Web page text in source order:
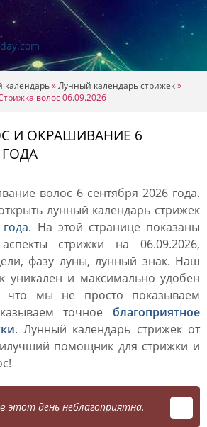
календарь»Лунный календарь стрижек»
волос 06.09.2026
И ОКРАШИВАНИЕ 6
ГОДА
волос 6 сентября 2026 года.
лунный календарь стрижек
. На этой странице показаны
стрижки на 06.09.2026,
фазу луны, лунный знак. Наш
уникален и максимально удобен
что мы не просто показываем
точное благоприятное
. Лунный календарь стрижек от
помощник для стрижки и
этот день неблагоприятна.